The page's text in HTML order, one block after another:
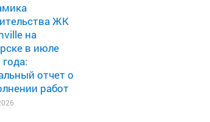
ЖК
на
в июле
отчет о
работ